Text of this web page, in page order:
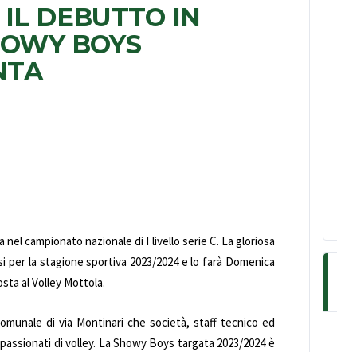
DEBUTTO IN
BOYS
campionato nazionale di I livello serie C. La gloriosa
la stagione sportiva 2023/2024 e lo farà Domenica
al Volley Mottola.
di via Montinari che società, staff tecnico ed
di volley. La Showy Boys targata 2023/2024 è